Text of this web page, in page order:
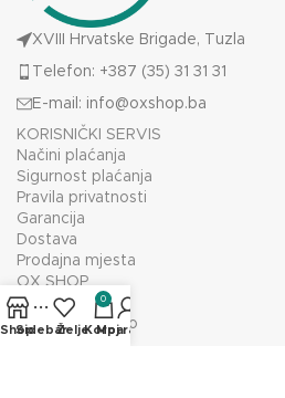
XVIII Hrvatske Brigade, Tuzla
Telefon: +387 (35) 31 31 31
E-mail: info@oxshop.ba
KORISNIČKI SERVIS
Načini plaćanja
Sigurnost plaćanja
Pravila privatnosti
Garancija
Dostava
Prodajna mjesta
OX SHOP
O nama
Prodajno mjesto
Shop
SidebarŽelje
0
Korpa
Moj račun